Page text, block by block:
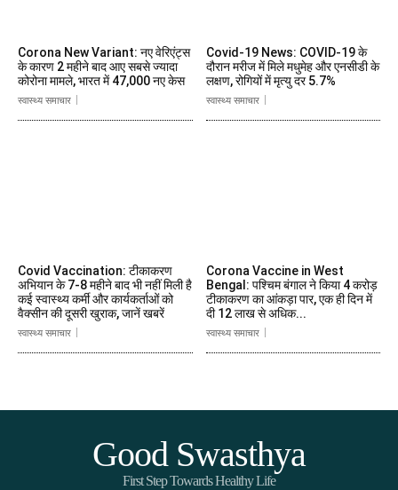
Corona New Variant: नए वेरिएंट्स
के कारण 2 महीने बाद आए सबसे ज्यादा
कोरोना मामले, भारत में 47,000 नए केस
स्वास्थ्य समाचार
Covid-19 News: COVID-19 के
दौरान मरीज में मिले मधुमेह और एनसीडी के
लक्षण, रोगियों में मृत्यु दर 5.7%
स्वास्थ्य समाचार
Covid Vaccination: टीकाकरण
अभियान के 7-8 महीने बाद भी नहीं मिली है
कई स्वास्थ्य कर्मी और कार्यकर्ताओं को
वैक्सीन की दूसरी खुराक, जानें खबरें
स्वास्थ्य समाचार
Corona Vaccine in West
Bengal: पश्चिम बंगाल ने किया 4 करोड़
टीकाकरण का आंकड़ा पार, एक ही दिन में
दी 12 लाख से अधिक...
स्वास्थ्य समाचार
Good Swasthya
First Step Towards Healthy Life